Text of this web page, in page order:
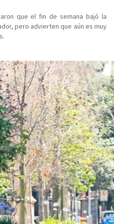
que el fin de semana bajó la
pero advierten que aún es muy